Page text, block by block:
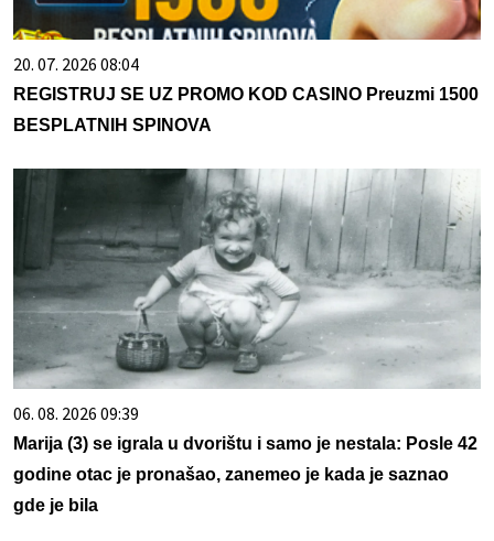
20. 07. 2026 08:04
REGISTRUJ SE UZ PROMO KOD CASINO Preuzmi 1500
BESPLATNIH SPINOVA
06. 08. 2026 09:39
Marija (3) se igrala u dvorištu i samo je nestala: Posle 42
godine otac je pronašao, zanemeo je kada je saznao
gde je bila